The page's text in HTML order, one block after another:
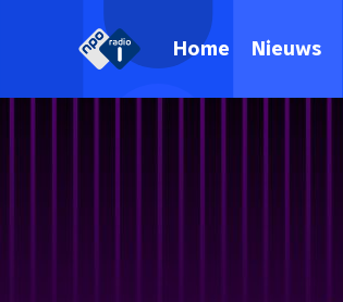
Home Nieuws